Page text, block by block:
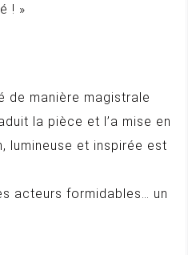
! »
de manière magistrale
la pièce et l’a mise en
lumineuse et inspirée est
acteurs formidables… un